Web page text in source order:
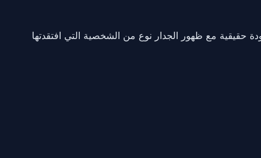
حقيقية مع ظهور الجدار نوع من الشخصية التي افتقدتها